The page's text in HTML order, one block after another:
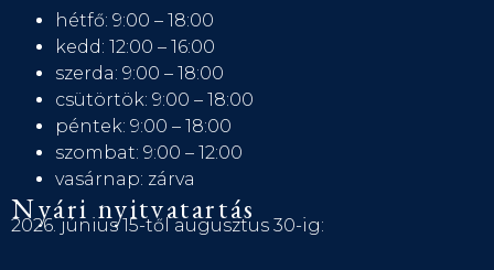
hétfő: 9:00 – 18:00
kedd: 12:00 – 16:00
szerda: 9:00 – 18:00
csütörtök: 9:00 – 18:00
péntek: 9:00 – 18:00
szombat: 9:00 – 12:00
vasárnap: zárva
Nyári nyitvatartás
2026. június 15-től augusztus 30-ig: